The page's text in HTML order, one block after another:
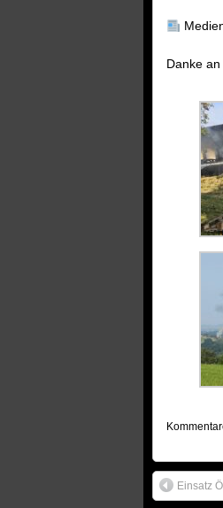
Danke
Einsatz